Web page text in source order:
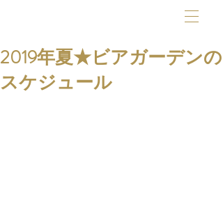
2019年夏★ビアガーデンの
スケジュール